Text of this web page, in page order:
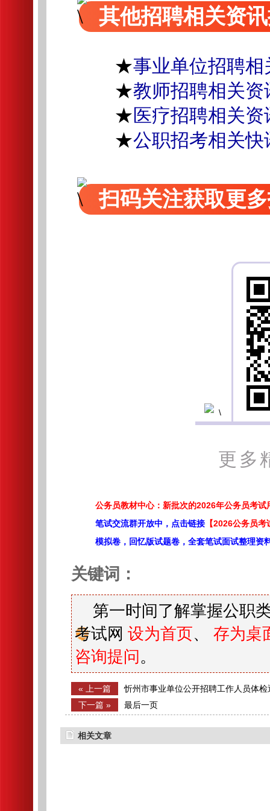
其他招聘相关资
★事业单位招聘相
★教师招聘相关资
★医疗招聘相关资
★公职招考相关快
扫码关注获取更
更多
公务员教材中心：新批次的2026年公务员考试
笔试交流群开放中，点击链接 【2026公务员
模拟卷，回忆版试题卷，全套笔试面试整理资
关键词：
第一时间了解掌握公职
考试网 设为首页、 存为桌
咨询提问 。
« 上一篇 忻州市事业单位公开招聘工作人员体
（一）
下一篇 » 最后一页
相关文章